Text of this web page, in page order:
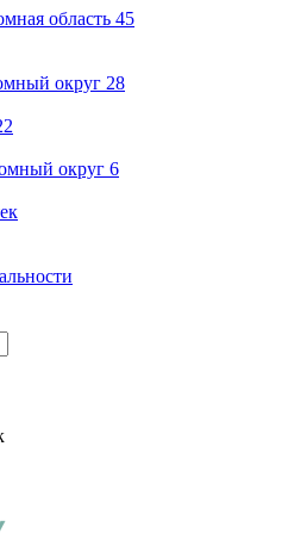
область 45
округ 28
округ 6